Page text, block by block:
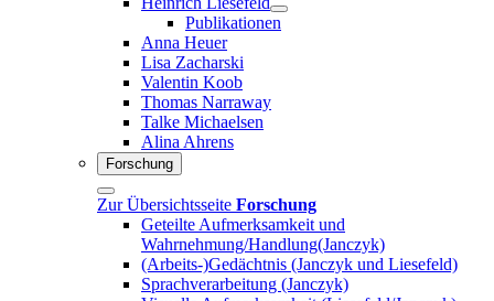
Publikationen
Anna Heuer
Lisa Zacharski
Valentin Koob
Thomas Narraway
Talke Michaelsen
Alina Ahrens
Forschung
Zur Übersichtsseite Forschung
Geteilte Aufmerksamkeit und
Wahrnehmung/Handlung(Janczyk)
(Arbeits-)Gedächtnis (Janczyk und Liesefeld)
Sprachverarbeitung (Janczyk)